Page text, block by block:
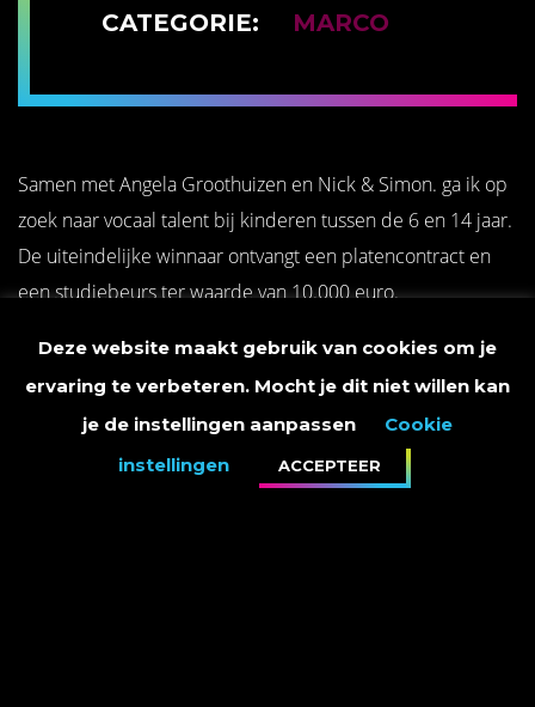
CATEGORIE:
MARCO
Samen met Angela Groothuizen en Nick & Simon. ga ik op
zoek naar vocaal talent bij kinderen tussen de 6 en 14 jaar.
De uiteindelijke winnaar ontvangt een platencontract en
een studiebeurs ter waarde van 10.000 euro.
Deze website maakt gebruik van cookies om je
ervaring te verbeteren. Mocht je dit niet willen kan
je de instellingen aanpassen
Cookie
instellingen
ACCEPTEER